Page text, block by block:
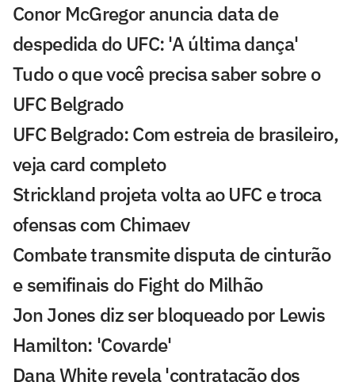
Conor McGregor anuncia data de
despedida do UFC: 'A última dança'
Tudo o que você precisa saber sobre o
UFC Belgrado
UFC Belgrado: Com estreia de brasileiro,
veja card completo
Strickland projeta volta ao UFC e troca
ofensas com Chimaev
Combate transmite disputa de cinturão
e semifinais do Fight do Milhão
Jon Jones diz ser bloqueado por Lewis
Hamilton: 'Covarde'
Dana White revela 'contratação dos